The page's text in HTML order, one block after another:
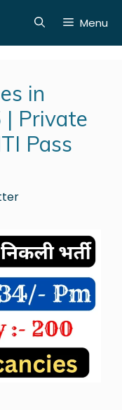
Menu
in
| Private
Pass